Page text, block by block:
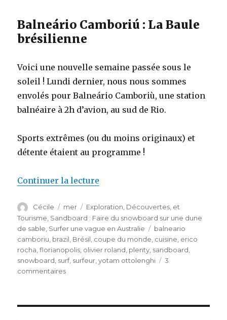
Balneário Camboriú : La Baule
brésilienne
Voici une nouvelle semaine passée sous le
soleil ! Lundi dernier, nous nous sommes
envolés pour Balneário Camboriù, une station
balnéaire à 2h d’avion, au sud de Rio.
Sports extrêmes (ou du moins originaux) et
détente étaient au programme !
Continuer la lecture
Auteur
Cécile
Publié
le
mer Catégories
Exploration, Découvertes, et
Tourisme Sandboard : Faire du snowboard sur une dune
de sable Surfer une vague en Australie Étiquettes
balneario
camboriu brazil Brésil coupe du monde cuisine erico
rocha ,florianopolis olivier roland plenty sandboard
snowboard surf, surfeur ,yotam ottolenghi
3
commentaires